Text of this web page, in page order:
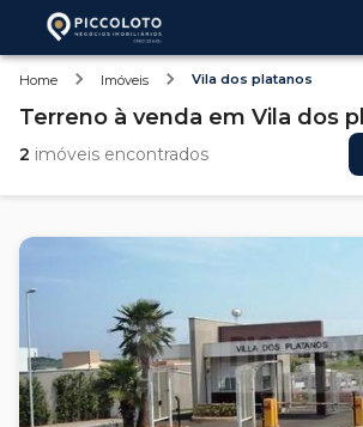
Home Imóveis Vila dos platanos
Terreno à venda em Vila dos
2 imóveis encontrados